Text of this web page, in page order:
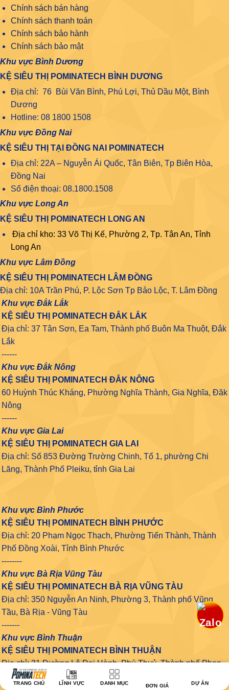
Chính sách bán hàng
Chính sách thanh toán
Chính sách bảo hành
Chính sách bảo mật
Khu vực Bình Dương
KỆ SIÊU THỊ POMINATECH BÌNH DƯƠNG
Địa chỉ: 76 Bùi Văn Bình, Phú Lợi, Thủ Dầu Một, Bình
Dương
Hotline: 08 1800 1508
Khu vực Đồng Nai
KỆ SIÊU THỊ TẠI ĐỒNG NAI POMINATECH
Địa chỉ: 22A – Nguyễn Ái Quốc, Tân Biên, Tp Biên Hòa,
Đồng Nai
Số điện thoại: 08.1800.1508
Khu vực Long An
KỆ SIÊU THỊ POMINATECH LONG AN
Địa chỉ kho: 33 Võ Thị Kế, Phường 2, Tp. Tân An, Tỉnh
Long An
Khu vực Lâm Đồng
KỆ SIÊU THỊ POMINATECH LÂM ĐỒNG
Địa chỉ: 10A Trần Phú, P. Lộc Sơn Tp Bảo Lộc, T. Lâm Đồng
Khu vực Đắk Lắk
KỆ SIÊU THỊ POMINATECH ĐẮK LẮK
Địa chỉ: 37 Tân Sơn, Ea Tam, Thành phố Buôn Ma Thuột, Đắk
Lắk
------
Khu vực Đắk Nông
KỆ SIÊU THỊ POMINATECH ĐẮK NÔNG
60 Huỳnh Thúc Kháng, Phường Nghĩa Thành, Gia Nghĩa, Đăk
Nông
------
Khu vực Gia Lai
KỆ SIÊU THỊ POMINATECH GIA LAI
Địa chỉ: Số 853 Đường Trường Chinh, Tổ 1, phường Chi
Lăng, Thành Phố Pleiku, tỉnh Gia Lai
Khu vực Bình Phước
KỆ SIÊU THỊ POMINATECH BÌNH PHƯỚC
Địa chỉ: 20 Phạm Ngọc Thạch, Phường Tiến Thành, Thành
Phố Đồng Xoài, Tỉnh Bình Phước
--------
Khu vực Bà Rịa Vũng Tàu
KỆ SIÊU THỊ POMINATECH BÀ RỊA VŨNG TÀU
Địa chỉ: 350 Nguyễn An Ninh, Phường 3, Thành phố Vũng
Tầu, Bà Rịa - Vũng Tàu
-------
Khu vực Bình Thuận
KỆ SIÊU THỊ POMINATECH BÌNH THUẬN
Địa chỉ: 31 Đường Lê Đại Hành, Phú Thuỷ, Thành phố Phan
Thiết, Bình Thuận
TRANG CHỦ LĨNH VỰC DANH MỤC ĐƠN GIÁ DỰ ÁN